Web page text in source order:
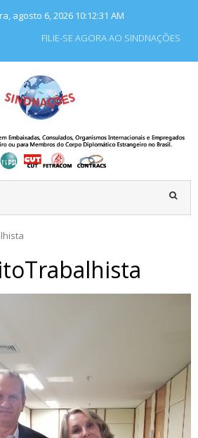
agosto 6, 2026 10:12:32 AM
FILIE-SE AGORA AO SINDNAÇÕES
e Organismos
Empregados que laboram
para Estado Estrangeiro.